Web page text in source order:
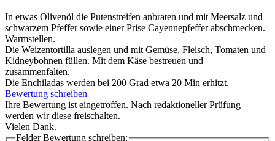
In etwas Olivenöl die Putenstreifen anbraten und mit Meersalz und
schwarzem Pfeffer sowie einer Prise Cayennepfeffer abschmecken.
Warmstellen.
Die Weizentortilla auslegen und mit Gemüse, Fleisch, Tomaten und
Kidneybohnen füllen. Mit dem Käse bestreuen und
zusammenfalten.
Die Enchiladas werden bei 200 Grad etwa 20 Min erhitzt.
Bewertung schreiben
Ihre Bewertung ist eingetroffen. Nach redaktioneller Prüfung
werden wir diese freischalten.
Vielen Dank.
Felder Bewertung schreiben: